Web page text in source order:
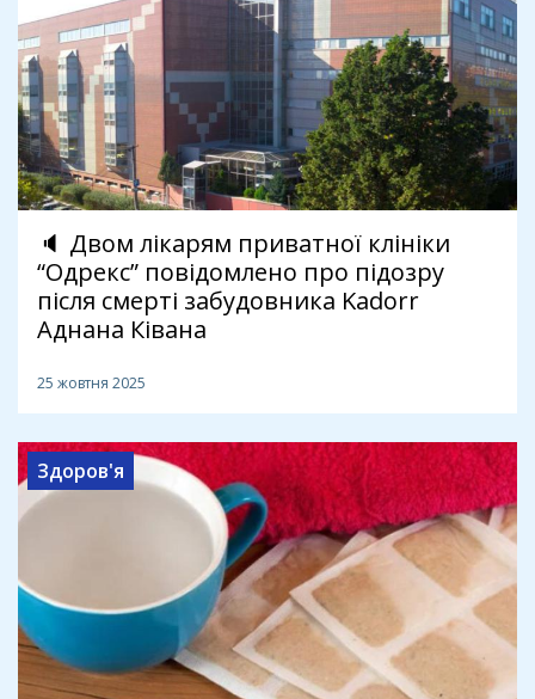
🔈 Двом лікарям приватної клініки
“Одрекс” повідомлено про підозру
після смерті забудовника Kadorr
Аднана Ківана
25 жовтня 2025
Здоров'я